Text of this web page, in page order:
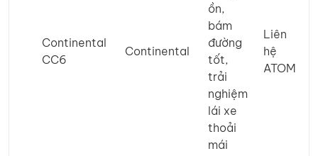
Continental
CC6
Continental
ồn,
bám
đường
tốt,
trải
nghiệm
lái xe
thoải
mái
Liên
hệ
ATOM